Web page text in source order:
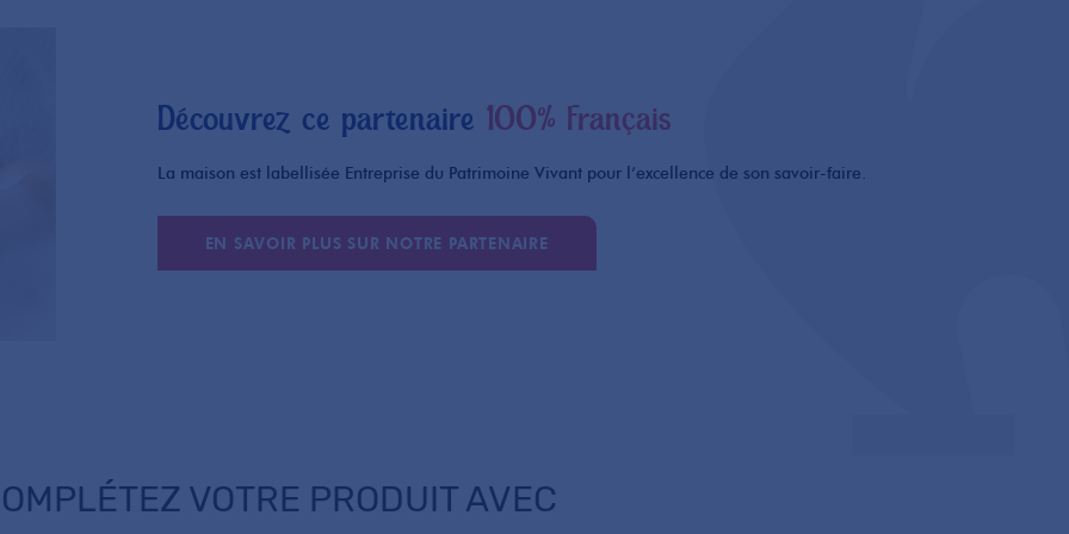
Découvrez ce partenaire 100% Français
La maison est labellisée Entreprise du Patrimoine Vivant pour l’excellence de son savoir-faire.
EN SAVOIR PLUS SUR NOTRE PARTENAIRE
VOTRE PRODUIT AVEC